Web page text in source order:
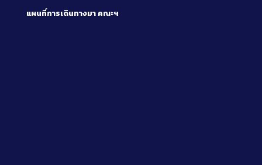
แผนที่การเดินทางมา คณะฯ